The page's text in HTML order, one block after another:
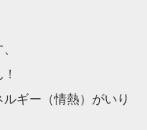
ギー（情熱）がいり